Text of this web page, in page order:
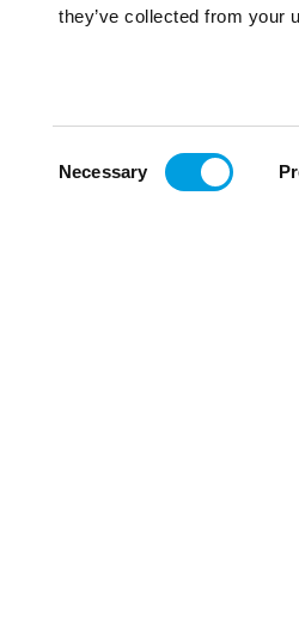
they’ve collected from your
Necessary